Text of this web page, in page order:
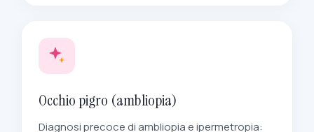
Occhio pigro (ambliopia)
Diagnosi precoce di ambliopia e ipermetropia: